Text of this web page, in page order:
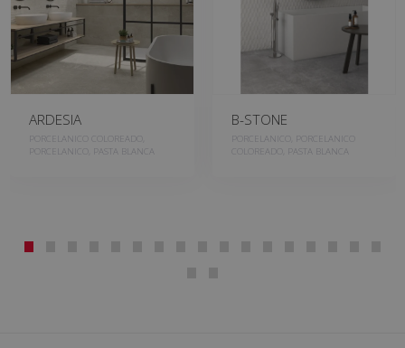
ARDESIA
PORCELANICO COLOREADO,
PORCELANICO, PASTA BLANCA
B-STONE
PORCELANICO, PORCELANICO
COLOREADO, PASTA BLANCA